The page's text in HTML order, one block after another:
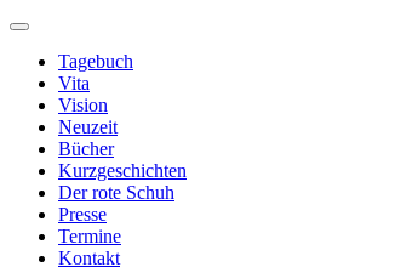
Main
Skip
contentTagebuch
Vita
Vision
Neuzeit
Bücher
Kurzgeschichten
Der rote Schuh
Presse
Termine
Kontakt